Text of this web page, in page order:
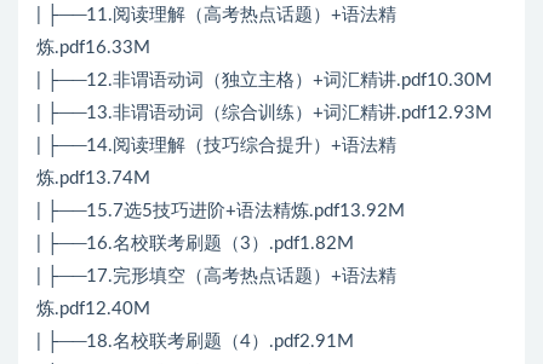
| ├──11.阅读理解（高考热点话题）+语法精
炼.pdf16.33M
| ├──12.非谓语动词（独立主格）+词汇精讲.pdf10.30M
| ├──13.非谓语动词（综合训练）+词汇精讲.pdf12.93M
| ├──14.阅读理解（技巧综合提升）+语法精
炼.pdf13.74M
| ├──15.7选5技巧进阶+语法精炼.pdf13.92M
| ├──16.名校联考刷题（3）.pdf1.82M
| ├──17.完形填空（高考热点话题）+语法精
炼.pdf12.40M
| ├──18.名校联考刷题（4）.pdf2.91M